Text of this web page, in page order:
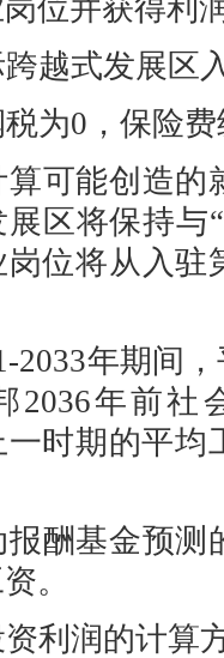
岗位并获得利
跨越式发展区
为0 ， 保险费
算可能创造的
展区将保持与“
岗位将从 入驻
-2033年期间 ，
2036年前社
时期的平均
报酬基金预测
。
利润的计算